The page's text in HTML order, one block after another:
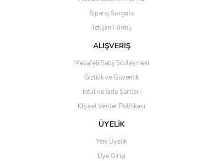
Ürün bilgilerinde hatalar bulunuyor.
Ürün fiyatı diğer sitelerden daha pahalı.
Bu ürüne benzer farklı alternatifler olmalı.
Gönder
Sipariş Sorgula
İletişim Formu
ALIŞVERİŞ
Mesafeli Satış Sözleşmesi
Gizlilik ve Güvenlik
İptal ve İade Şartları
Kişisel Veriler Politikası
ÜYELİK
Yeni Üyelik
Üye Girişi